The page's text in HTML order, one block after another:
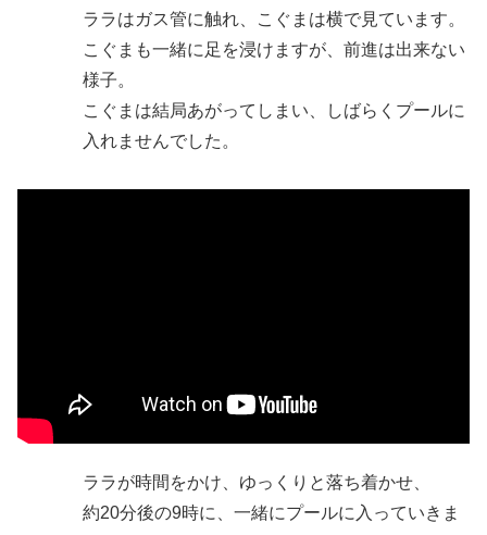
ララはガス管に触れ、こぐまは横で見ています。
こぐまも一緒に足を浸けますが、前進は出来ない
様子。
こぐまは結局あがってしまい、しばらくプールに
入れませんでした。
ララが時間をかけ、ゆっくりと落ち着かせ、
約20分後の9時に、一緒にプールに入っていきま